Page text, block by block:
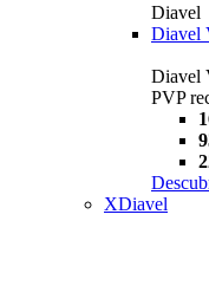
Diavel
Diavel
Diavel
PVP
XDiavel